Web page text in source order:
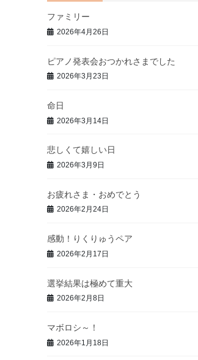
ファミリー
2026年4月26日
ピアノ発表会おつかれさまでした
2026年3月23日
命日
2026年3月14日
悲しくて嬉しい日
2026年3月9日
お疲れさま・おめでとう
2026年2月24日
感動！りくりゅうペア
2026年2月17日
選挙結果は極めて重大
2026年2月8日
マボロシ～！
2026年1月18日